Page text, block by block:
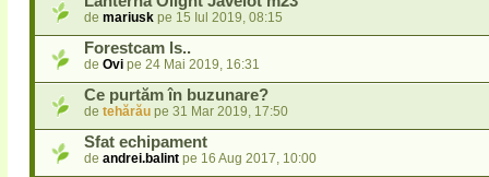
de mariusk pe 15 Iul 2019, 08:15
Forestcam ls..
de Ovi pe 24 Mai 2019, 16:31
Ce purtăm în buzunare?
de tehărău pe 31 Mar 2019, 17:50
Sfat echipament
de andrei.balint pe 16 Aug 2017, 10:00